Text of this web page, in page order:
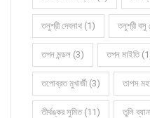
তনুশ্রী দেবনাথ (1) তনুশ্রী
তপন মন্ডল (3) তপন মাইতি
তপোব্রত মুখার্জী (3) তাপস
তীর্থঙ্কর সুমিত (11) তুলি